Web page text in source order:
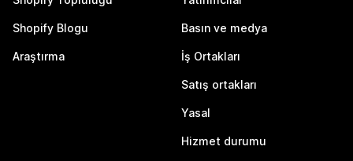
Shopify Blogu
Araştırma
Basın ve medya
İş Ortakları
Satış ortakları
Yasal
Hizmet durumu